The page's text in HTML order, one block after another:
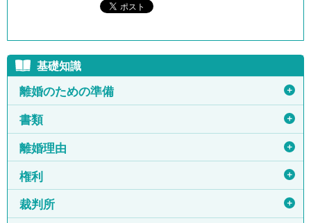
基礎知識
離婚のための準備 ＋
書類 ＋
離婚理由 ＋
権利 ＋
裁判所 ＋